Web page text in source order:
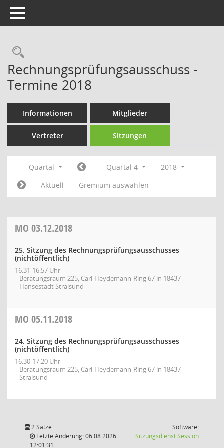
Toggle navigation
Rechercheauswahl
Rechnungsprüfungsausschuss -
Termine 2018
Informationen Mitglieder
Vertreter Sitzungen
Quartal Quartal 4
2018
Aktuell
Gremium auswählen
MO 03.12.2018
25. Sitzung des Rechnungsprüfungsausschusses
(nichtöffentlich)
16:31-16:57 Uhr
Beratungsraum 225, Carl-Heydemann-Ring 67 in 18437
Hansestadt Stralsund
MO 05.11.2018
24. Sitzung des Rechnungsprüfungsausschusses
(nichtöffentlich)
16:30-17:20 Uhr
Beratungsraum 225, Carl-Heydemann-Ring 67 in 18437
Stralsund
2 Sätze
Letzte Änderung: 06.08.2026
12:01:31
Software:
SitzungsdienstSession(Wird in